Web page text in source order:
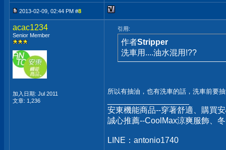
2013-02-09, 02:44 PM #8
acac1234
Senior Member
加入日期: Jul 2011
文章: 1,236
引用:
作者Stripper
洗車用....油水混用!??
所以有抽油，也有洗車的話，洗車前要
安東機能商品--穿著舒適、購買
誠心推薦--CoolMax涼爽服飾、
LINE：antonio1740